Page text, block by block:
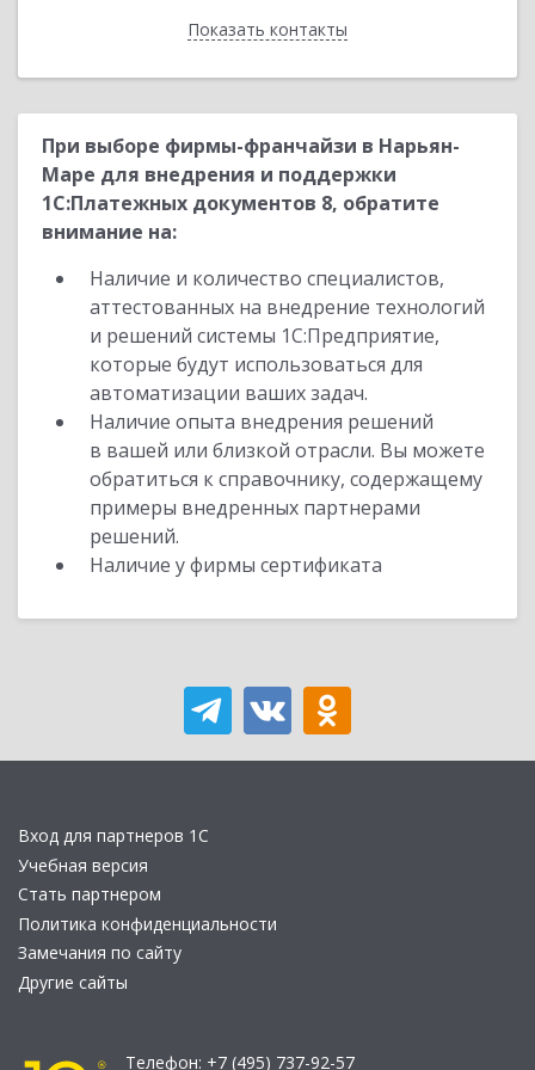
Показать контакты
Назад
При выборе фирмы-франчайзи в Нарьян-
Маре для внедрения и поддержки
1С:Платежных документов 8, обратите
внимание на:
Наличие и количество специалистов,
аттестованных на внедрение технологий
и решений системы 1С:Предприятие,
которые будут использоваться для
автоматизации ваших задач.
Наличие опыта внедрения решений
в вашей или близкой отрасли. Вы можете
обратиться к справочнику, содержащему
примеры внедренных партнерами
решений.
Наличие у фирмы сертификата
Вход для партнеров 1С
Учебная версия
Стать партнером
Политика конфиденциальности
Замечания по сайту
Другие сайты
Телефон: +7 (495) 737-92-57